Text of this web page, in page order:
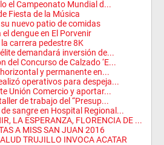
el Campeonato Mundial d...
Fiesta de la Música
nuevo patio de comidas
dengue en El Porvenir
carrera pedestre 8K
demandará inversión de...
del Concurso de Calzado ‘E...
y permanente en...
operativos para despeja...
Unión Comercio y aportar...
de trabajo del “Presup...
sangre en Hospital Regional...
LA ESPERANZA, FLORENCIA DE ...
A MISS SAN JUAN 2016
TRUJILLO INVOCA ACATAR